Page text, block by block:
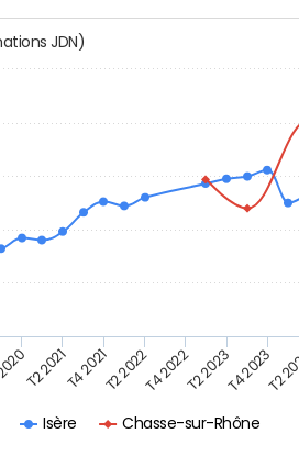
JDN)
Isère Chasse-sur-Rhône
T2 2021T4 2021T2 2022T4 2022T2 2023T4 2023T2